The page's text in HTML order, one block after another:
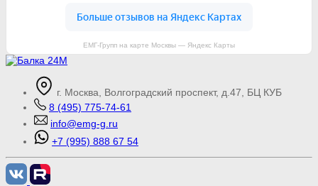
ЕМГ-Групп на карте Москвы — Яндекс Карты
г. Москва, Волгоградский проспект, д.47, БЦ КУБ
8 (495) 775-74-61
info@emg-g.ru
+7 (995) 888 67 54